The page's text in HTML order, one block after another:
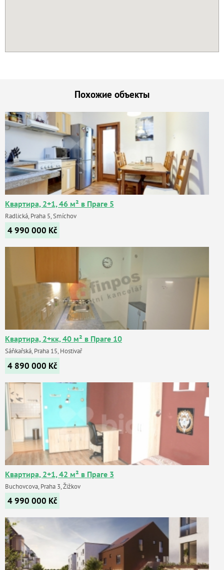
Похожие объекты
Квартира, 2+1, 46 м² в Праге 5
Radlická, Praha 5, Smíchov
4 990 000 Kč
Квартира, 2+кк, 40 м² в Праге 10
Sáňkařská, Praha 15, Hostivař
4 890 000 Kč
Квартира, 2+1, 42 м² в Праге 3
Buchovcova, Praha 3, Žižkov
4 990 000 Kč